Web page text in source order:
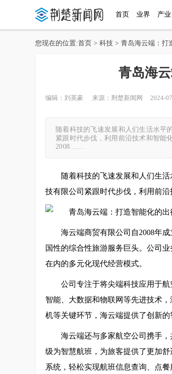
首页 业界 产业
您现在的位置:首页 > 科技 > 青岛海云端：打
青岛海
编辑：刘英豪 来源：荆楚新闻网 2024-
随着科技的飞速发展和人们生活水平
紧跟时代步伐，利用前沿技术和智能
2008……
随着科技的飞速发展和人们生
技有限公司紧跟时代步伐，利用前
海云端商贸有限公司自2008年
国性的综合性旅游服务巨头。公司
在内的多元化现代经营模式。
公司专注于将尖端科技应用于
智能、大数据和物联网等先进技术
机等关键环节，海云端提供了创新
海云端还与多家航空公司携手
级为智慧航班，为旅客提供了更加
系统，轻松实现航班信息查询、点餐